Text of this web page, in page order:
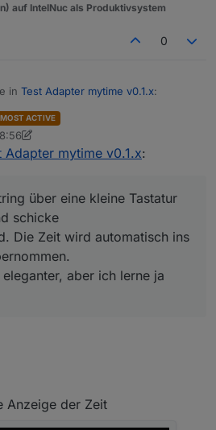
auf IntelNuc als Produktivsystem
0
in Test Adapter mytime v0.1.x:
könnt ich direkt eine Zeit
Stunde, 12 Minuten, 3 Sekunden)?
befüllt.
String über eine kleine Tastatur
Feld. Die Zeit wird automatisch ins
übernommen.
eleganter, aber ich lerne ja noch
MOST ACTIVE
Adapter mytime v0.1.x:
über eine kleine Tastatur
schicke
Die Zeit wird automatisch ins
aber ich lerne ja
Anzeige der Zeit